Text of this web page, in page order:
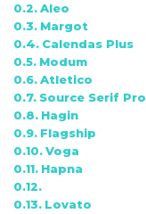
Aleo
Margot
Calendas Plus
Modum
Atletico
Source Serif Pro
Hagin
Flagship
Voga
Hapna
Lovato